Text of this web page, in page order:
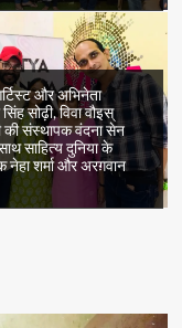
और अभिनेता
सोढ़ी, विवा वौइस्
की संस्थापक वंदना सेन
साहित्य दुनिया के
नेहा शर्मा और अरग़वान